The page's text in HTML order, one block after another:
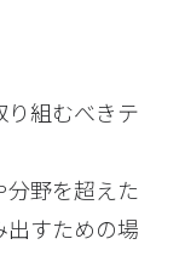
組むべきテ
野を超えた
出すための場